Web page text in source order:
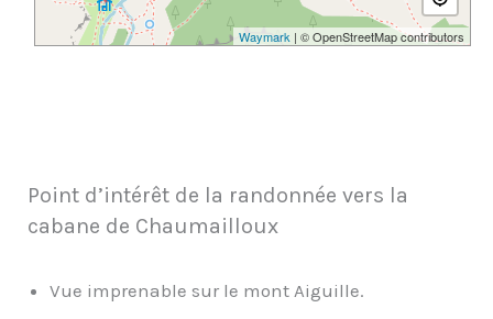
Waymark | © OpenStreetMap contributors
Point d’intérêt de la randonnée vers la
cabane de Chaumailloux
Vue imprenable sur le mont Aiguille.